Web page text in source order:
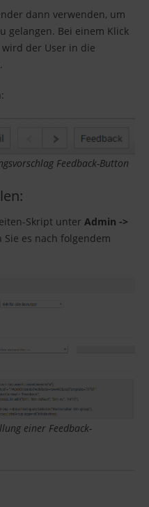
dann verwenden, um
gelangen. Bei einem Klick
wird der User in die
Feedback-Button
Skript unter Admin ->
es nach folgendem
einer Feedback-